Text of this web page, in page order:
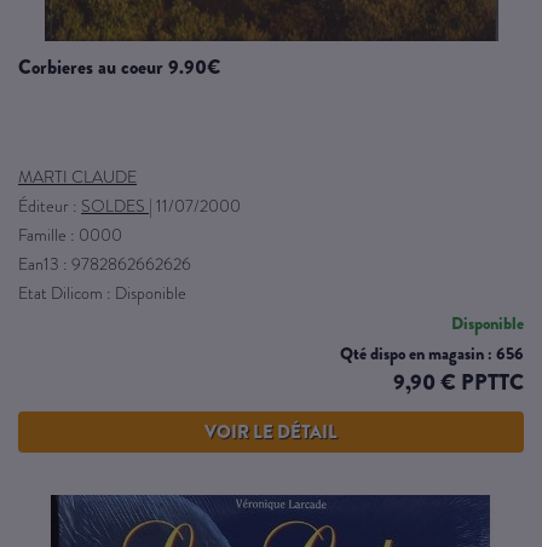
corbieres au coeur 9.90€
MARTI CLAUDE
Éditeur : SOLDES | 11/07/2000
Famille : 0000
Ean13 : 9782862662626
Etat Dilicom : Disponible
Disponible
Qté dispo en magasin : 656
9,90 € PPTTC
VOIR LE DÉTAIL